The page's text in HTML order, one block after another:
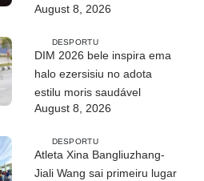
August 8, 2026
DESPORTU
DIM 2026 bele inspira ema
halo ezersisiu no adota
estilu moris saudável
August 8, 2026
DESPORTU
Atleta Xina Bangliuzhang-
Jiali Wang sai primeiru lugar